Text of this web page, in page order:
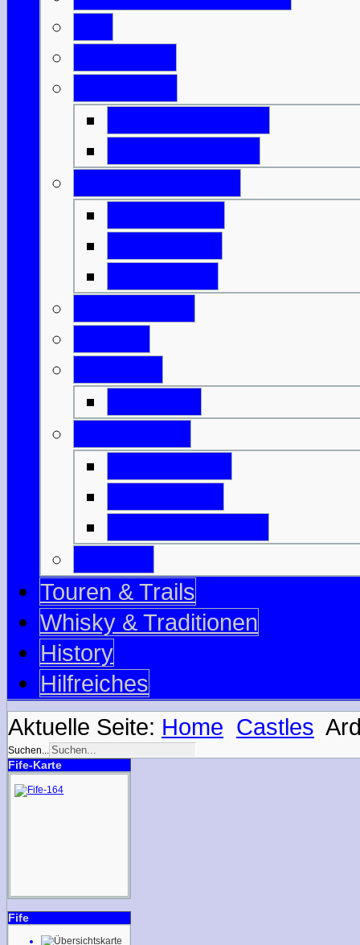
Touren & Trails
Whisky & Traditionen
History
Hilfreiches
Aktuelle Seite: Home Castles
Suchen...
Fife-Karte
Fife